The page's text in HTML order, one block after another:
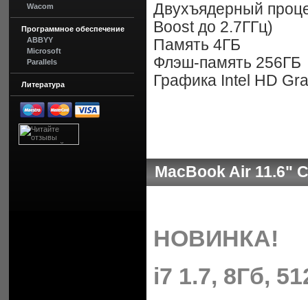
Wacom
Программное обеспечение
ABBYY
Microsoft
Parallels
Литература
Двухъядерный
Boost до 2.7ГГц)
Память 4ГБ
Флэш-память 256ГБ
Графика Intel HD
MacBook Air 11.6"
НОВИНКА!
i7 1.7, 8Гб,